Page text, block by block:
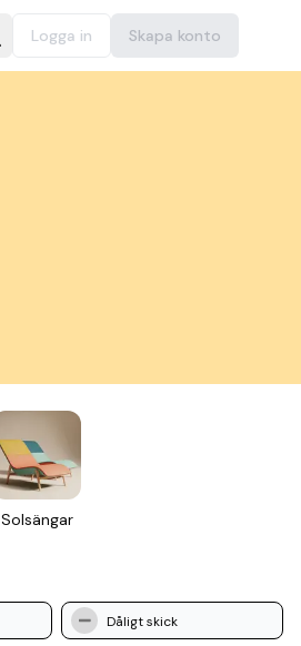
Logga in Skapa konto
Sol­sängar
Dåligt skick